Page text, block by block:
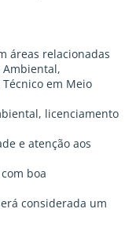
áreas relacionadas
Ambiental,
em Meio
licenciamento
e atenção aos
boa
considerada um